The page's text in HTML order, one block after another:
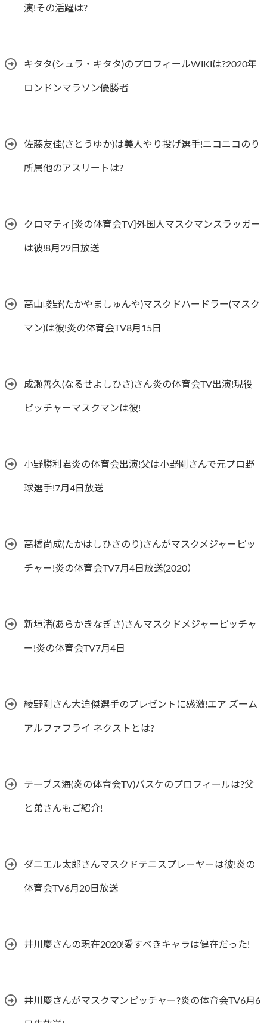
演!その活躍は?
キタタ(シュラ・キタタ)のプロフィールWIKIは?2020年
ロンドンマラソン優勝者
佐藤友佳(さとうゆか)は美人やり投げ選手!ニコニコのり
所属他のアスリートは?
クロマティ[炎の体育会TV]外国人マスクマンスラッガー
は彼!8月29日放送
高山峻野(たかやましゅんや)マスクドハードラー(マスク
マン)は彼!炎の体育会TV8月15日
成瀬善久(なるせよしひさ)さん炎の体育会TV出演!現役
ピッチャーマスクマンは彼!
小野勝利君炎の体育会出演!父は小野剛さんで元プロ野
球選手!7月4日放送
高橋尚成(たかはしひさのり)さんがマスクメジャーピッ
チャー!炎の体育会TV7月4日放送(2020）
新垣渚(あらかきなぎさ)さんマスクドメジャーピッチャ
ー!炎の体育会TV7月4日
綾野剛さん大迫傑選手のプレゼントに感激!エア ズーム
アルファフライ ネクストとは?
テーブス海(炎の体育会TV)バスケのプロフィールは?父
と弟さんもご紹介!
ダニエル太郎さんマスクドテニスプレーヤーは彼!炎の
体育会TV6月20日放送
井川慶さんの現在2020!愛すべきキャラは健在だった!
井川慶さんがマスクマンピッチャー?炎の体育会TV6月6